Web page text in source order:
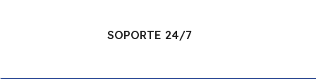
SOPORTE 24/7